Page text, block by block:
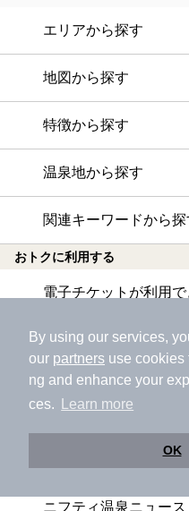
By using our services,
our partners use cookies
ng and enhance your
ces.
Learn more
OK
エリアから探す
地図から探す
特徴から探す
温泉地から探す
関連キーワードから探
おトクに利用する
電子チケットが利用
クーポンが利用でき
おすすめ電子チケッ
今月の新着電子チケ
特集・ニュース
ニフティ温泉ニュース